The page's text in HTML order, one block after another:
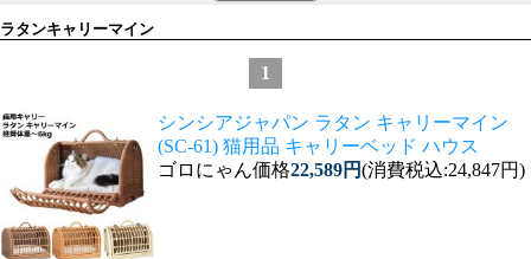
ラタンキャリーマイン
1
シンシアジャパン ラタン キャリーマイン
(SC-61) 猫用品 キャリーベッド ハウス
ゴロにゃん価格22,589円(消費税込:24,847円)